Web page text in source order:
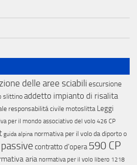
delle aree sciabili escursione
slittinoaddetto impianto di risalita
responsabilitá civile motoslitta Leggi
per il mondo associativo del volo 426 CP
guida alpina normativa per il volo da diporto o
contratto d'opera 590 CP
aria normativa per il volo libero 1218